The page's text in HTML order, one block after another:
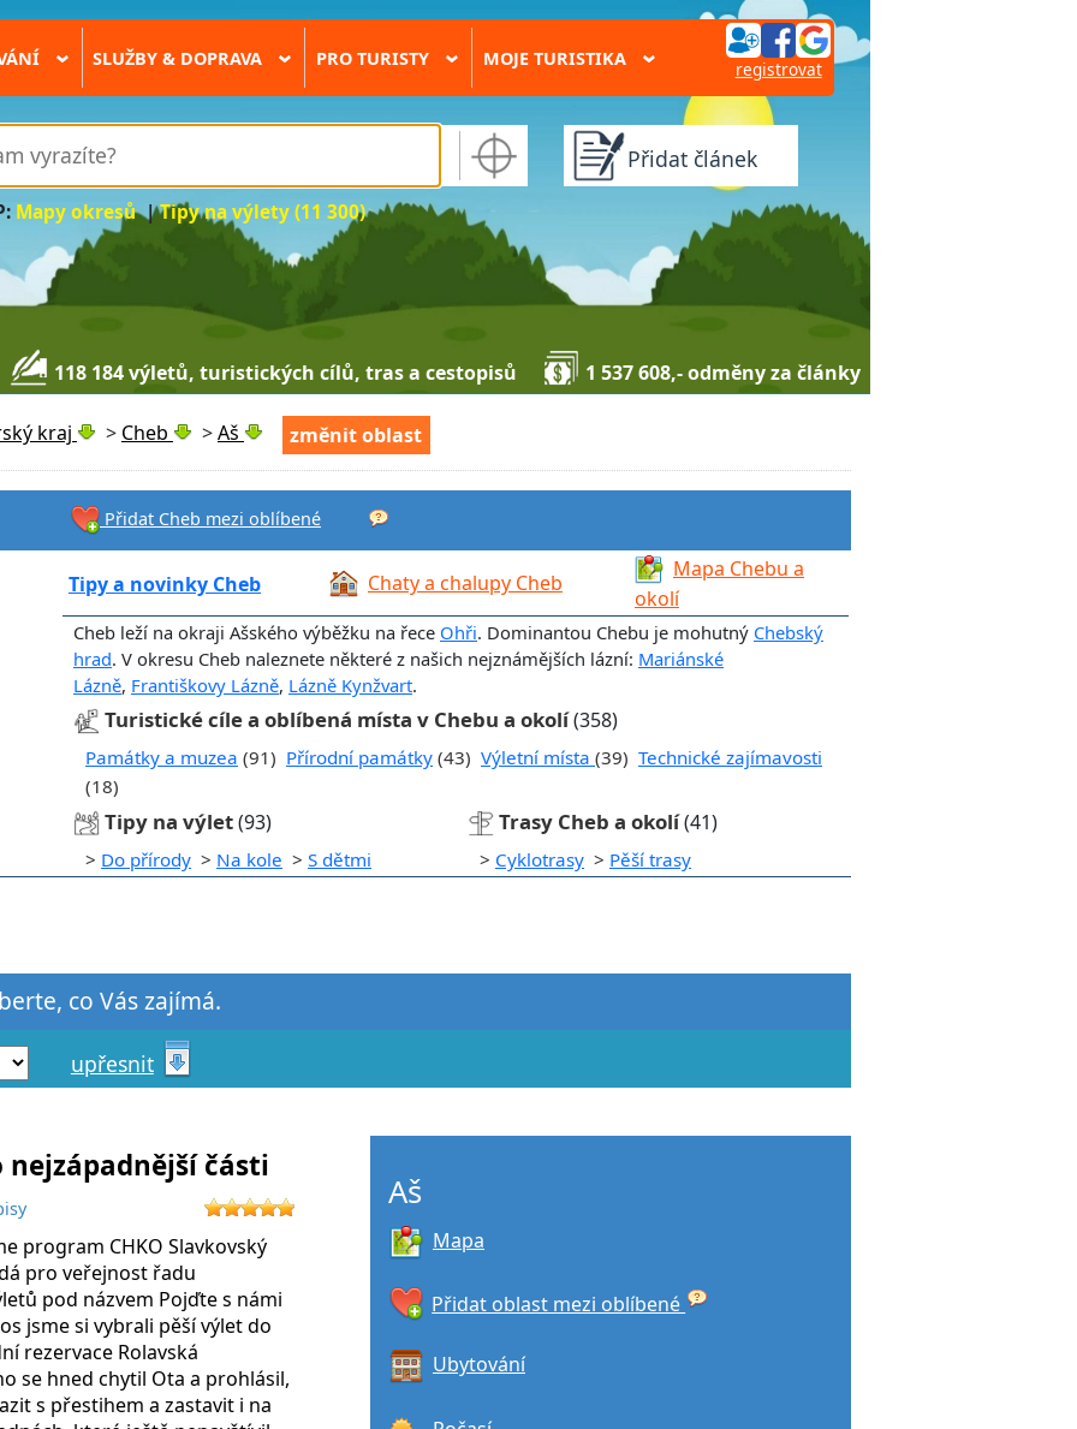
› SLUŽBY & DOPRAVA › PRO TURISTY › MOJE TURISTIKA › registrovat
Mapy okresů|Tipy na výlety (11 300)
Přidat článek
118 184 výletů, turistických cílů, tras a cestopisů 1 537 608,- odměny za články
kraj > Cheb >Aš změnit oblast
Přidat Cheb mezi oblíbené
Tipy a novinky Cheb Chaty a chalupy Cheb
Mapa Chebu a
okolí
Cheb leží na okraji Ašského výběžku na řece Ohři. Dominantou Chebu je mohutný Chebský
hrad. V okresu Cheb naleznete některé z našich nejznámějších lázní: Mariánské
Lázně, Františkovy Lázně, Lázně Kynžvart.
Turistické cíle a oblíbená místa v Chebu a okolí(358)
Památky a muzea (91) Přírodní památky (43) Výletní místa (39) Technické zajímavosti
(18)
Tipy na výlet(93) Trasy Cheb a okolí(41)
> Do přírody > Na kole > S dětmi > Cyklotrasy > Pěší trasy
co Vás zajímá.
upřesnit
nejzápadnější části
program CHKO Slavkovský
pro veřejnost řadu
pod názvem Pojďte s námi
jsme si vybrali pěší výlet do
rezervace Rolavská
se hned chytil Ota a prohlásil,
s přestihem a zastavit i na
Aš
Mapa
Přidat oblast mezi oblíbené
Ubytování